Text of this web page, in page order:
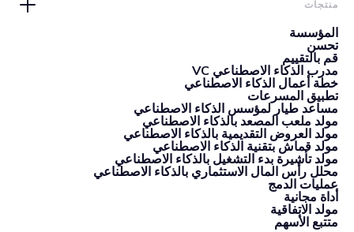
منتجات
المؤسسة
تحسن
قم بالتقييم
مدرب الذكاء الاصطناعي VC
خطة أعمال الذكاء الاصطناعي
تطبيق المسرعات
مساعد طيار لمؤسس الذكاء الاصطناعي
مولد ملعب المصعد بالذكاء الاصطناعي
مولد العروض التقديمية بالذكاء الاصطناعي
مولد قماش بتقنية الذكاء الاصطناعي
مولد تأشيرة بدء التشغيل بالذكاء الاصطناعي
محلل رأس المال الاستثماري بالذكاء الاصطناعي
عمليات الدمج
أداة مجانية
مولد الاتفاقية
متتبع الأسهم